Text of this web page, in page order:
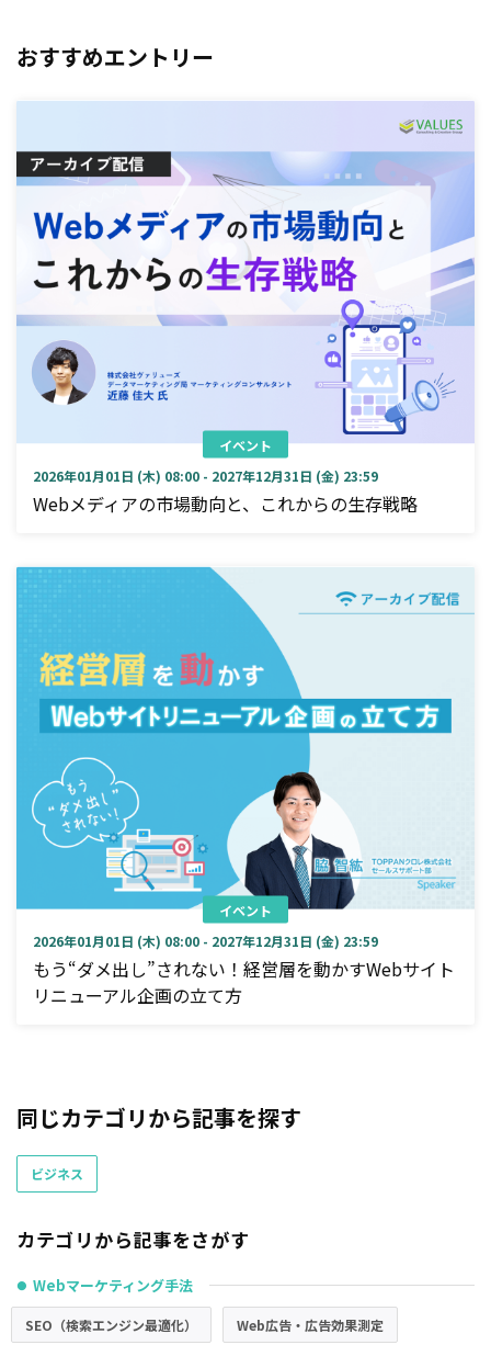
おすすめエントリー
イベント
2026年01月01日 (木) 08:00 - 2027年12月31日 (金) 23:59
Webメディアの市場動向と、これからの生存戦略
イベント
2026年01月01日 (木) 08:00 - 2027年12月31日 (金) 23:59
もう“ダメ出し”されない！経営層を動かすWebサイト
リニューアル企画の立て方
同じカテゴリから記事を探す
ビジネス
カテゴリから記事をさがす
● Webマーケティング手法
SEO（検索エンジン最適化） Web広告・広告効果測定